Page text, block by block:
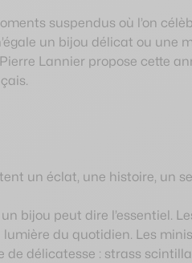
suspendus où l’on
un bijou délicat ou
Lannier propose cette
un éclat, une histoire, un
bijou peut dire l’essentiel.
du quotidien. Les minis
délicatesse : strass